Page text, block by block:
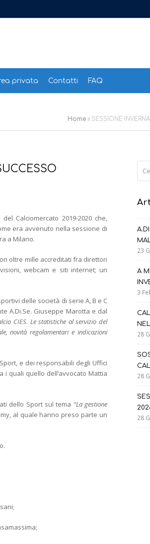
privata Contatti FAQ
Home » SESSIONE
Calciomercato 2019-2020 che,
era avvenuto nella sessione di
a Milano.
oltre mille accreditati fra direttori
webcam e siti internet; un
delle società di serie A, B e C
A.Di.Se. Giuseppe Marotta e dal
CIES. Le statistiche al servizio del
novità regolamentari e indicazioni
e dei responsabili degli Uffici
quali quello dell’avvocato Mattia
dello Sport sul tema “La gestione
al quale hanno preso parte un
23
A
3
28
28
28